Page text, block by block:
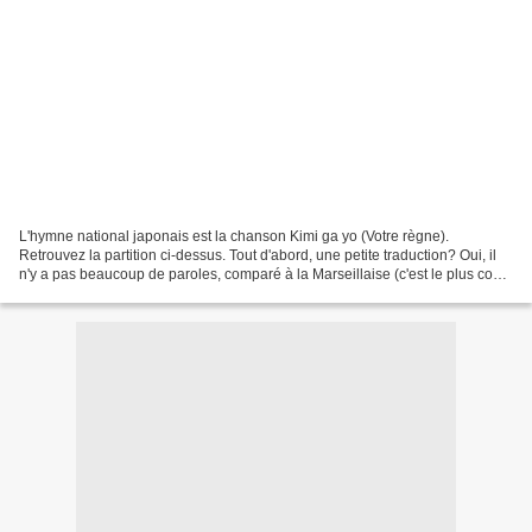
L'hymne national japonais est la chanson Kimi ga yo (Votre règne).
Retrouvez la partition ci-dessus. Tout d'abord, une petite traduction? Oui, il
n'y a pas beaucoup de paroles, comparé à la Marseillaise (c'est le plus court